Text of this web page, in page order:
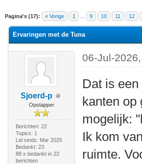
Pagina's (17): « Vorige 1 9 10 11 12
waardering is 5
Ervaringen met de Tuna
Sjoerd-p
Opstapper
Berichten: 22
Topics: 1
Lid sinds: Mar 2025
Bedankt: 23
88 x bedankt in 22
berichten
06-Jul-
Dat is
kanten op
mogelijk:
Ik kom
ruimte.